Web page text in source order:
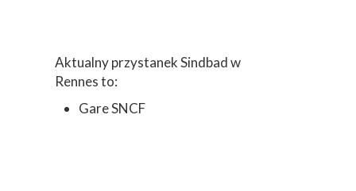
Aktualny przystanek Sindbad w
Rennes to:
Gare SNCF